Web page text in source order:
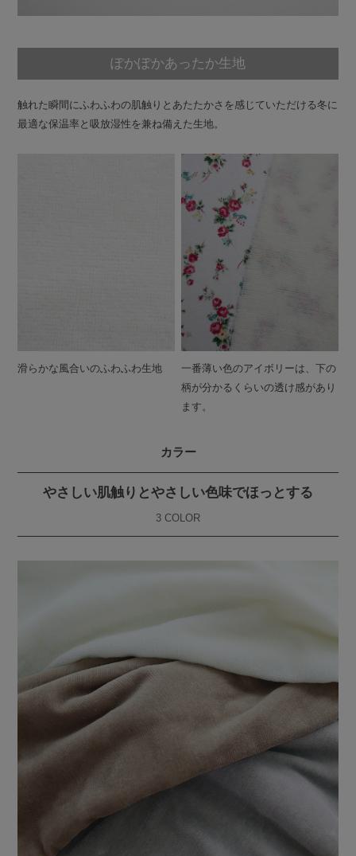
ぽかぽかあったか生地
触れた瞬間にふわふわの肌触りとあたたかさを感じていただける冬に
最適な保温率と吸放湿性を兼ね備えた生地。
滑らかな風合いのふわふわ生地
一番薄い色のアイボリーは、下の
柄が分かるくらいの透け感があり
ます。
カラー
やさしい肌触りとやさしい色味でほっとする
3 COLOR